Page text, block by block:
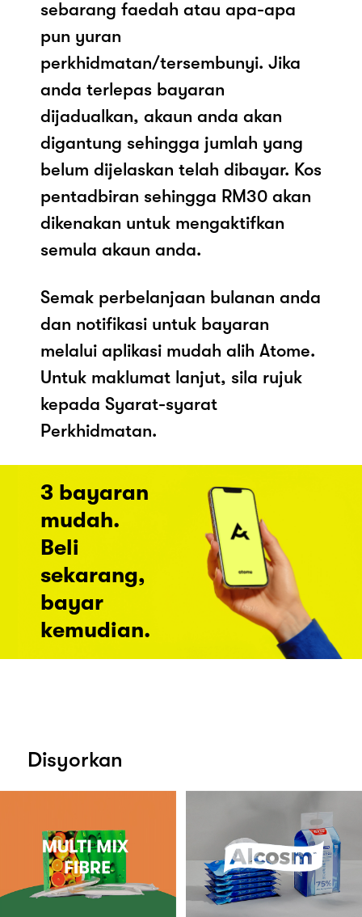
sebarang faedah atau apa-apa
pun yuran
perkhidmatan/tersembunyi. Jika
anda terlepas bayaran
dijadualkan, akaun anda akan
digantung sehingga jumlah yang
belum dijelaskan telah dibayar. Kos
pentadbiran sehingga RM30 akan
dikenakan untuk mengaktifkan
semula akaun anda.
Semak perbelanjaan bulanan anda
dan notifikasi untuk bayaran
melalui aplikasi mudah alih Atome.
Untuk maklumat lanjut, sila rujuk
kepada Syarat-syarat
Perkhidmatan.
3 bayaran
mudah.
Beli
sekarang,
bayar
kemudian.
Disyorkan